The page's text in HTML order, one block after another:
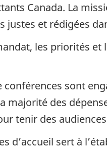
Canada. La
justes et rédigées
les priorités
conférences sont
majorité des
tenir des
d’accueil sert à